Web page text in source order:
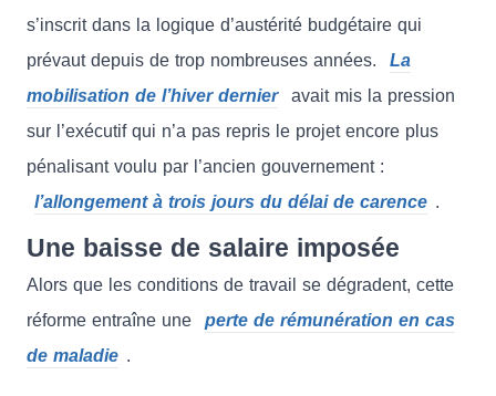
s’inscrit dans la logique d’austérité budgétaire qui
prévaut depuis de trop nombreuses années.
La
mobilisation de l’hiver dernier
avait mis la pression
sur l’exécutif qui n’a pas repris le projet encore plus
pénalisant voulu par l’ancien gouvernement :
l’allongement à trois jours du délai de carence .
Une baisse de salaire imposée
Alors que les conditions de travail se dégradent, cette
réforme entraîne une
perte de rémunération en cas
de maladie .